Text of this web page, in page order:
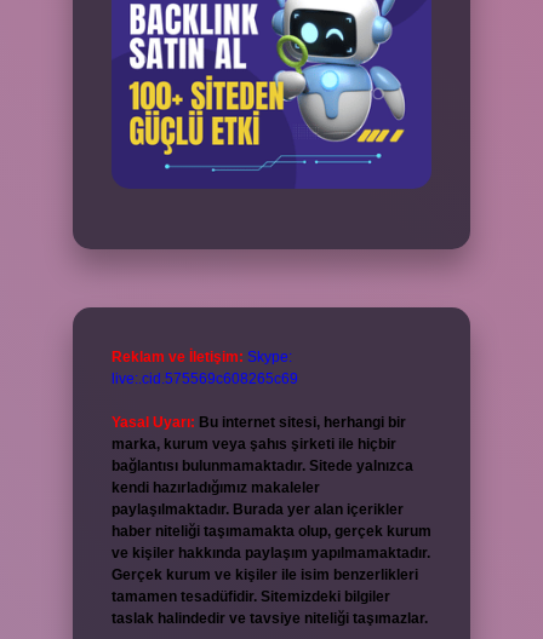
Reklam ve İletişim: Skype:
live:.cid.575569c608265c69
Yasal Uyarı: Bu internet sitesi, herhangi bir
marka, kurum veya şahıs şirketi ile hiçbir
bağlantısı bulunmamaktadır. Sitede yalnızca
kendi hazırladığımız makaleler
paylaşılmaktadır. Burada yer alan içerikler
haber niteliği taşımamakta olup, gerçek kurum
ve kişiler hakkında paylaşım yapılmamaktadır.
Gerçek kurum ve kişiler ile isim benzerlikleri
tamamen tesadüfidir. Sitemizdeki bilgiler
taslak halindedir ve tavsiye niteliği taşımazlar.